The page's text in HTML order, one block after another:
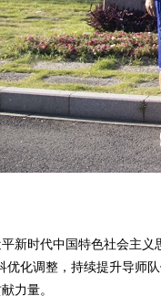
新时代中国特色社会主义
优化调整，持续提升导师
力量。